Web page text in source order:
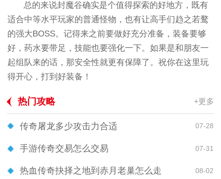
总的来说封魔谷确实是个值得探索的好地方，既有
适合中等水平玩家的普通怪物，也有让高手们趋之若鹜
的强大BOSS。记得来之前要做好充分准备，装备要够
好，药水要带足，技能也要强化一下。如果是和朋友一
起组队来的话，那安全性就更有保障了。祝你在这里玩
得开心，打到好装备！
热门攻略 +更多
传奇屠龙多少攻击力合适 07-28
手游传奇交易怎么交易 07-31
热血传奇抉择之地到赤月老巢怎么走 08-02